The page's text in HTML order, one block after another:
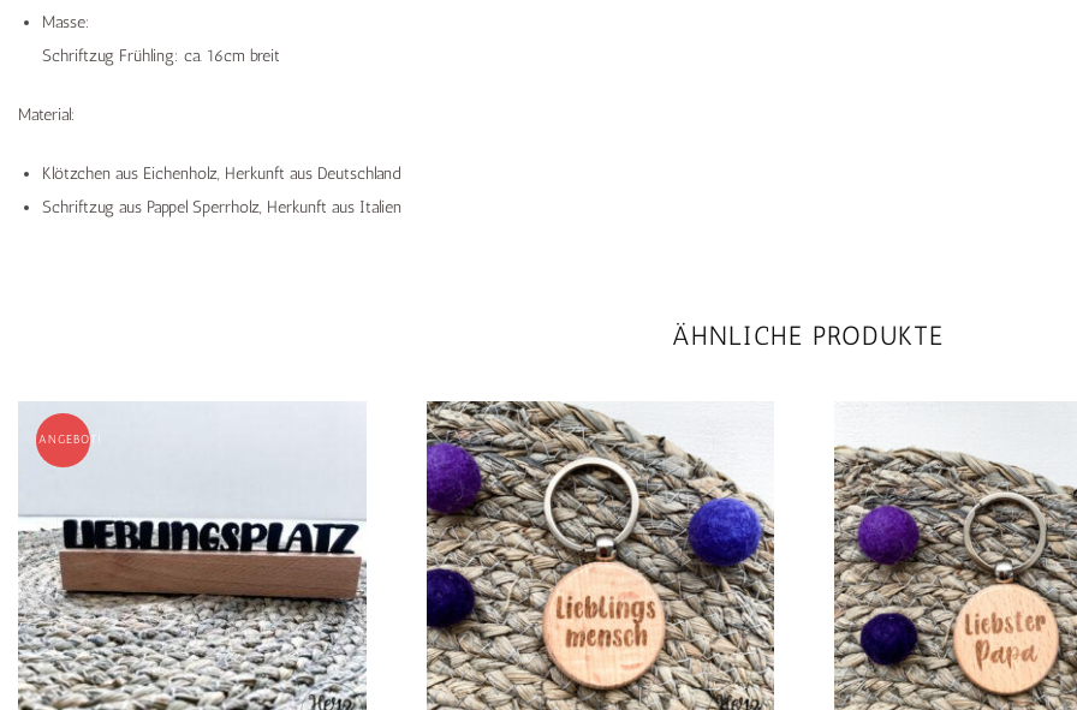
Masse:
Schriftzug Frühling: ca. 16cm breit
Material:
Klötzchen aus Eichenholz, Herkunft aus Deutschland
Schriftzug aus Pappel Sperrholz, Herkunft aus Italien
ÄHNLICHE PRODUKTE
ANGEBOT!